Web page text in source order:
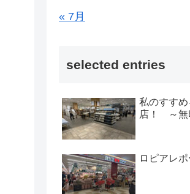
« 7月
selected entries
私のすす
店！ ～無
ロピアレポ